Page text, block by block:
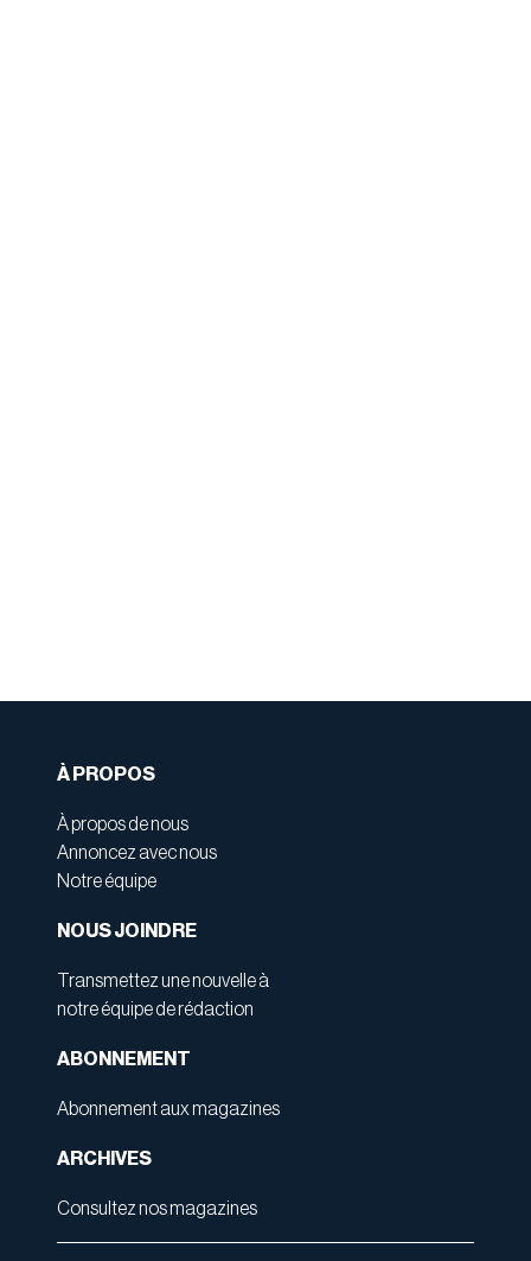
À PROPOS
À propos de nous
Annoncez avec nous
Notre équipe
NOUS JOINDRE
Transmettez une nouvelle à
notre équipe de rédaction
ABONNEMENT
Abonnement aux magazines
ARCHIVES
Consultez nos magazines